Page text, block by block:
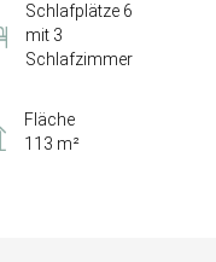
Schlafplätze 6
mit 3
Schlafzimmer
Fläche
113 m²